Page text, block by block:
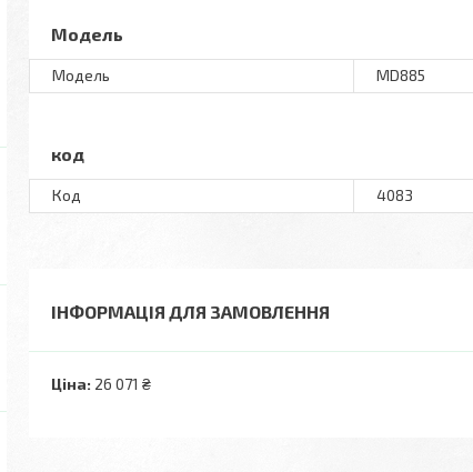
Модель
Модель MD885
код
Код 4083
ІНФОРМАЦІЯ ДЛЯ ЗАМОВЛЕННЯ
Ціна: 26 071 ₴